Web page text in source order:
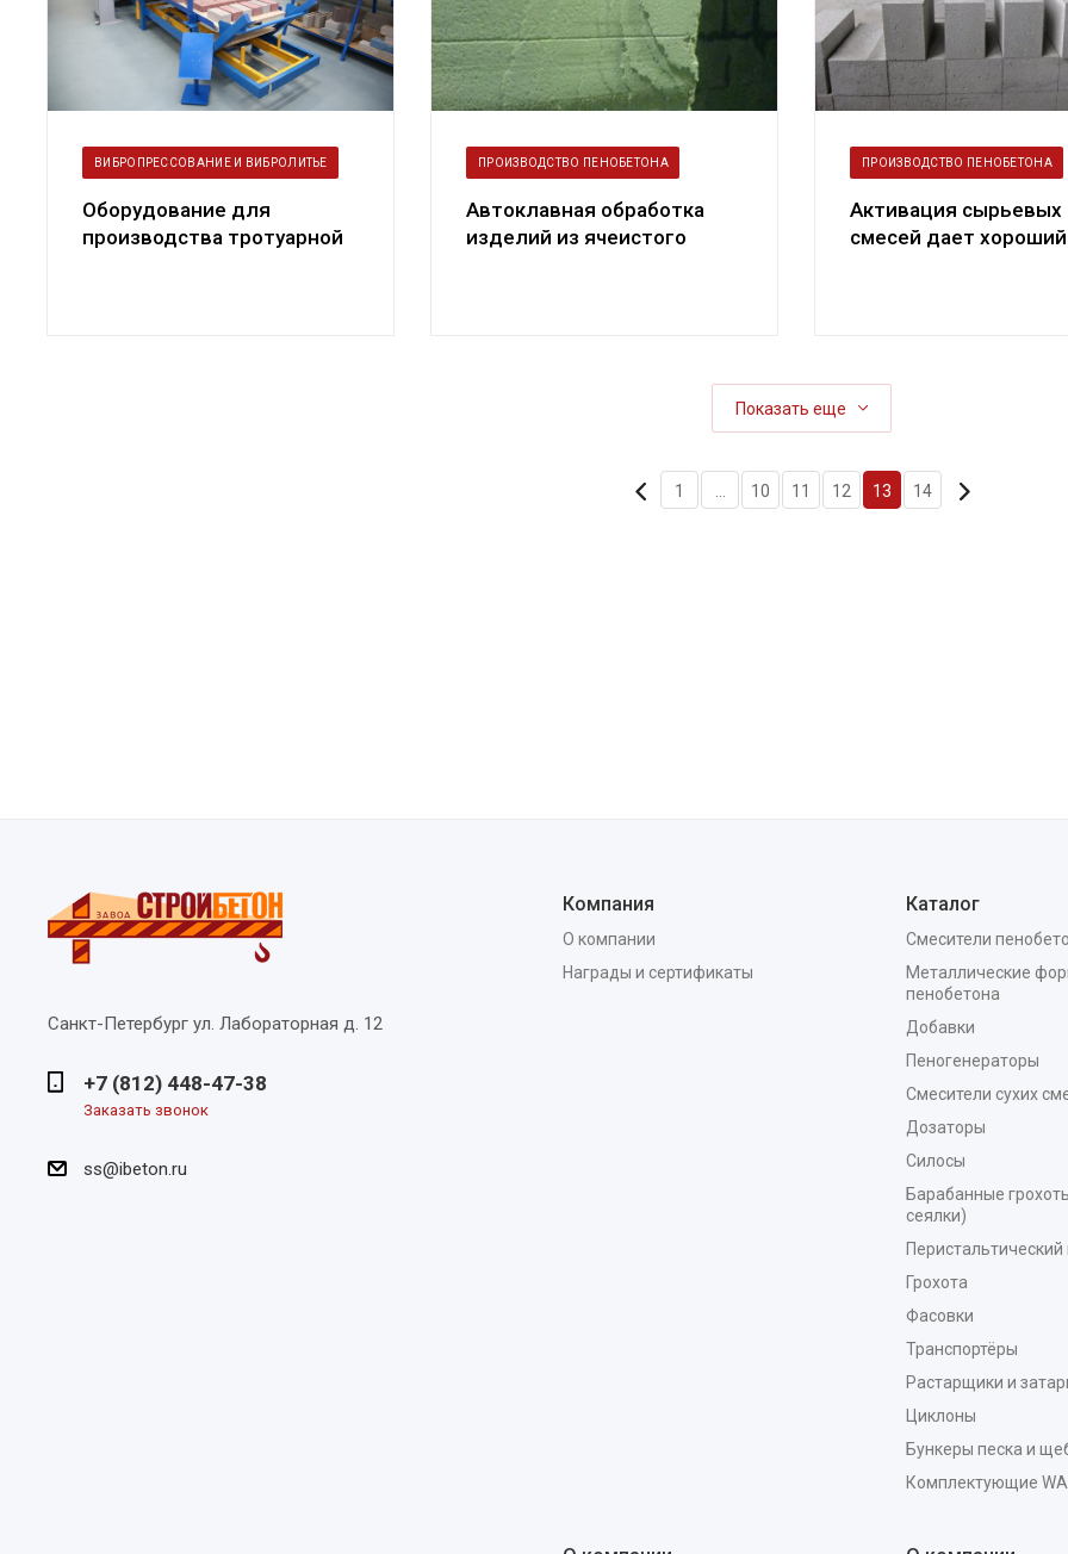
ВИБРОПРЕССОВАНИЕ И ВИБРОЛИТЬЕ
Оборудование для
производства тротуарной
ПРОИЗВОДСТВО ПЕНОБЕТОНА
Автоклавная обработка
изделий из ячеистого
ПРОИЗВОДСТВО ПЕНОБЕТОНА
Активация сырьевых
смесей дает хороший
Показать еще
1 10 11 12 13 14
Санкт-Петербург ул. Лабораторная д. 12
+7 (812) 448-47-38
Заказать звонок
ss@ibeton.ru
Компания
О компании
Награды и сертификаты
Каталог
Смесители
Металлические
пенобетона
Добавки
Пеногенераторы
Смесители сухих
Дозаторы
Силосы
Барабанные
сеялки)
Перистальтический
Грохота
Фасовки
Транспортёры
Растарщики и
Циклоны
Бункеры песка и
Комплектующие